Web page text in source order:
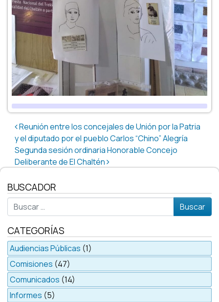
Post navigation
Reunión entre los concejales de Unión por la Patria
y el diputado por el pueblo Carlos “Chino” Alegría
Segunda sesión ordinaria Honorable Concejo
Deliberante de El Chaltén
BUSCADOR
Buscar
CATEGORÍAS
Audiencias Públicas (1)
Comisiones (47)
Comunicados (14)
Informes (5)